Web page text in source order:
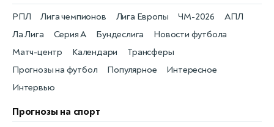
Новости футбола
РПЛ
Матч-центр
Лига чемпионов
Календари
Лига Европы
Трансферы
ЧМ-2026
Прогнозы на футбол
АПЛ
Популярное
Ла Лига
Интересное
Серия А
Интервью
Бундеслига
Прогнозы на спорт